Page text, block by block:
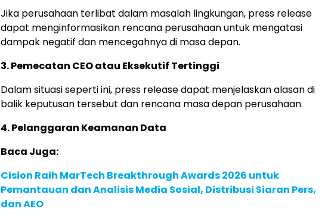
Jika perusahaan terlibat dalam masalah lingkungan, press release
dapat menginformasikan rencana perusahaan untuk mengatasi
dampak negatif dan mencegahnya di masa depan.
3. Pemecatan CEO atau Eksekutif Tertinggi
Dalam situasi seperti ini, press release dapat menjelaskan alasan di
balik keputusan tersebut dan rencana masa depan perusahaan.
4. Pelanggaran Keamanan Data
Baca Juga:
Cision Raih MarTech Breakthrough Awards 2026 untuk
Pemantauan dan Analisis Media Sosial, Distribusi Siaran Pers,
dan AEO